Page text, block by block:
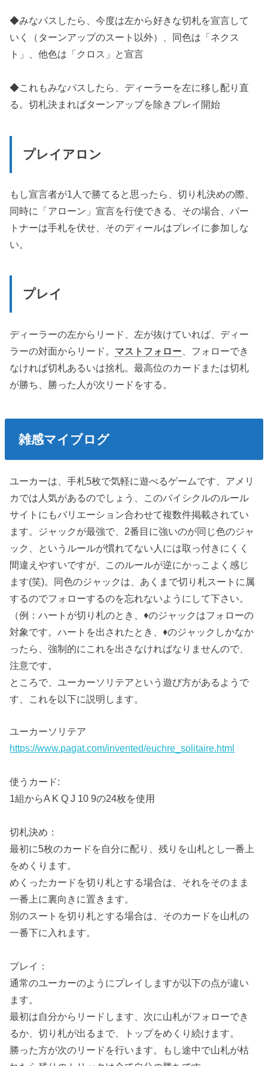
◆みなパスしたら、今度は左から好きな切札を宣言して
いく（ターンアップのスート以外）、同色は「ネクス
ト」、他色は「クロス」と宣言
◆これもみなパスしたら、ディーラーを左に移し配り直
る。切札決まればターンアップを除きプレイ開始
プレイアロン
もし宣言者が1人で勝てると思ったら、切り札決めの際、
同時に「アローン」宣言を行使できる、その場合、パー
トナーは手札を伏せ、そのディールはプレイに参加しな
い。
プレイ
ディーラーの左からリード、左が抜けていれば、ディー
ラーの対面からリード。 マストフォロー 、フォローでき
なければ切札あるいは捨札。最高位のカードまたは切札
が勝ち、勝った人が次リードをする。
雑感マイブログ
ユーカーは、手札5枚で気軽に遊べるゲームです、アメリ
カでは人気があるのでしょう、このバイシクルのルール
サイトにもバリエーション合わせて複数件掲載されてい
ます。ジャックが最強で、2番目に強いのが同じ色のジャ
ック、というルールが慣れてない人には取っ付きにくく
間違えやすいですが、このルールが逆にかっこよく感じ
ます(笑)。同色のジャックは、あくまで切り札スートに属
するのでフォローするのを忘れないようにして下さい。
（例：ハートが切り札のとき、♦のジャックはフォローの
対象です。ハートを出されたとき、♦のジャックしかなか
ったら、強制的にこれを出さなければなりませんので、
注意です。
ところで、ユーカーソリテアという遊び方があるようで
す、これを以下に説明します。
ユーカーソリテア
https://www.pagat.com/invented/euchre_solitaire.html
使うカード:
1組からA K Q J 10 9の24枚を使用
切札決め：
最初に5枚のカードを自分に配り、残りを山札とし一番上
をめくります。
めくったカードを切り札とする場合は、それをそのまま
一番上に裏向きに置きます。
別のスートを切り札とする場合は、そのカードを山札の
一番下に入れます。
プレイ：
通常のユーカーのようにプレイしますが以下の点が違い
ます。
最初は自分からリードします、次に山札がフォローでき
るか、切り札が出るまで、トップをめくり続けます。
勝った方が次のリードを行います。もし途中で山札が枯